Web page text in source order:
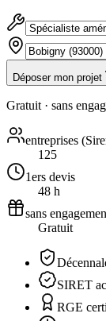
Déposer mon projet
Gratuit · sans
entreprises
125
1ers devis
48 h
sans
Gratuit
SIRET
RGE